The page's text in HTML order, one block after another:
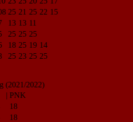
25 21 25 22 15
13 13 11
25 25 25
18 25 19 14
25 23 25 25
(2021/2022)
| PNK
18
18